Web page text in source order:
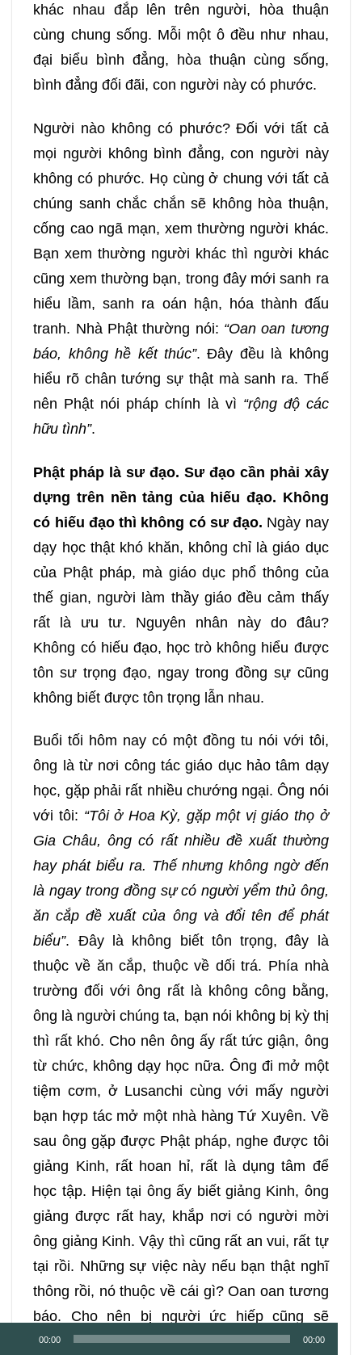
00:00 00:00
khác nhau đắp lên trên người, hòa thuận
cùng chung sống. Mỗi một ô đều như nhau,
đại biểu bình đẳng, hòa thuận cùng sống,
bình đẳng đối đãi, con người này có phước.
Người nào không có phước? Đối với tất cả
mọi người không bình đẳng, con người này
không có phước. Họ cùng ở chung với tất cả
chúng sanh chắc chắn sẽ không hòa thuận,
cống cao ngã mạn, xem thường người khác.
Bạn xem thường người khác thì người khác
cũng xem thường bạn, trong đây mới sanh ra
hiểu lầm, sanh ra oán hận, hóa thành đấu
tranh. Nhà Phật thường nói: “Oan oan tương
báo, không hề kết thúc”. Đây đều là không
hiểu rõ chân tướng sự thật mà sanh ra. Thế
nên Phật nói pháp chính là vì “rộng độ các
hữu tình”.
Phật pháp là sư đạo. Sư đạo cần phải xây
dựng trên nền tảng của hiếu đạo. Không
có hiếu đạo thì không có sư đạo. Ngày nay
dạy học thật khó khăn, không chỉ là giáo dục
của Phật pháp, mà giáo dục phổ thông của
thế gian, người làm thầy giáo đều cảm thấy
rất là ưu tư. Nguyên nhân này do đâu?
Không có hiếu đạo, học trò không hiểu được
tôn sư trọng đạo, ngay trong đồng sự cũng
không biết được tôn trọng lẫn nhau.
Buổi tối hôm nay có một đồng tu nói với tôi,
ông là từ nơi công tác giáo dục hảo tâm dạy
học, gặp phải rất nhiều chướng ngại. Ông nói
với tôi: “Tôi ở Hoa Kỳ, gặp một vị giáo thọ ở
Gia Châu, ông có rất nhiều đề xuất thường
hay phát biểu ra. Thế nhưng không ngờ đến
là ngay trong đồng sự có người yểm thủ ông,
ăn cắp đề xuất của ông và đổi tên để phát
biểu”. Đây là không biết tôn trọng, đây là
thuộc về ăn cắp, thuộc về dối trá. Phía nhà
trường đối với ông rất là không công bằng,
ông là người chúng ta, bạn nói không bị kỳ thị
thì rất khó. Cho nên ông ấy rất tức giận, ông
từ chức, không dạy học nữa. Ông đi mở một
tiệm cơm, ở Lusanchi cùng với mấy người
bạn hợp tác mở một nhà hàng Tứ Xuyên. Về
sau ông gặp được Phật pháp, nghe được tôi
giảng Kinh, rất hoan hỉ, rất là dụng tâm để
học tập. Hiện tại ông ấy biết giảng Kinh, ông
giảng được rất hay, khắp nơi có người mời
ông giảng Kinh. Vậy thì cũng rất an vui, rất tự
tại rồi. Những sự việc này nếu bạn thật nghĩ
thông rồi, nó thuộc về cái gì? Oan oan tương
báo. Cho nên bị người ức hiếp cũng sẽ
không oán hận họ, trái lại càng an vui, càng